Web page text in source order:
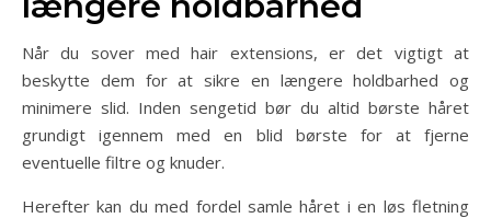
Når du sover med hair extensions, er det vigtigt at
beskytte dem for at sikre en længere holdbarhed og
minimere slid. Inden sengetid bør du altid børste håret
grundigt igennem med en blid børste for at fjerne
eventuelle filtre og knuder.
Herefter kan du med fordel samle håret i en løs fletning